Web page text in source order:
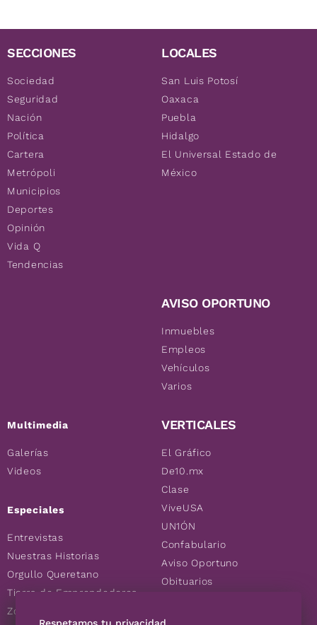
SECCIONES
Sociedad
Seguridad
Nación
Política
Cartera
Metrópoli
Municipios
Deportes
Opinión
Vida Q
Tendencias
Multimedia
Galerías
Videos
Especiales
Entrevistas
Nuestras Historias
Orgullo Queretano
Tierra de Emprendedores
Zoociales
LOCALES
San Luis Potosí
Oaxaca
Puebla
Hidalgo
El Universal Estado de
México
AVISO OPORTUNO
Inmuebles
Empleos
Vehículos
Varios
VERTICALES
El Gráfico
De10.mx
Clase
ViveUSA
UN1ÓN
Confabulario
Aviso Oportuno
Obituarios
Consultas